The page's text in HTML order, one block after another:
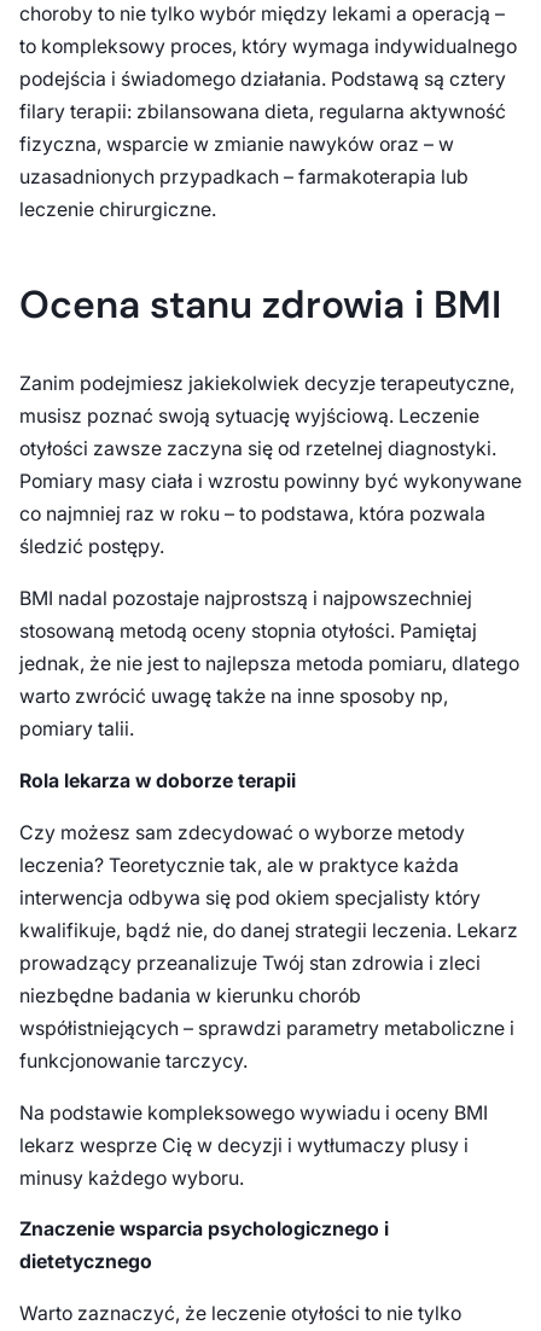
choroby to nie tylko wybór między lekami a operacją –
to kompleksowy proces, który wymaga indywidualnego
podejścia i świadomego działania. Podstawą są cztery
filary terapii: zbilansowana dieta, regularna aktywność
fizyczna, wsparcie w zmianie nawyków oraz – w
uzasadnionych przypadkach – farmakoterapia lub
leczenie chirurgiczne.
Ocena stanu zdrowia i BMI
Zanim podejmiesz jakiekolwiek decyzje terapeutyczne,
musisz poznać swoją sytuację wyjściową. Leczenie
otyłości zawsze zaczyna się od rzetelnej diagnostyki.
Pomiary masy ciała i wzrostu powinny być wykonywane
co najmniej raz w roku – to podstawa, która pozwala
śledzić postępy.
BMI nadal pozostaje najprostszą i najpowszechniej
stosowaną metodą oceny stopnia otyłości. Pamiętaj
jednak, że nie jest to najlepsza metoda pomiaru, dlatego
warto zwrócić uwagę także na inne sposoby np,
pomiary talii.
Rola lekarza w doborze terapii
Czy możesz sam zdecydować o wyborze metody
leczenia? Teoretycznie tak, ale w praktyce każda
interwencja odbywa się pod okiem specjalisty który
kwalifikuje, bądź nie, do danej strategii leczenia. Lekarz
prowadzący przeanalizuje Twój stan zdrowia i zleci
niezbędne badania w kierunku chorób
współistniejących – sprawdzi parametry metaboliczne i
funkcjonowanie tarczycy.
Na podstawie kompleksowego wywiadu i oceny BMI
lekarz wesprze Cię w decyzji i wytłumaczy plusy i
minusy każdego wyboru.
Znaczenie wsparcia psychologicznego i
dietetycznego
Warto zaznaczyć, że leczenie otyłości to nie tylko